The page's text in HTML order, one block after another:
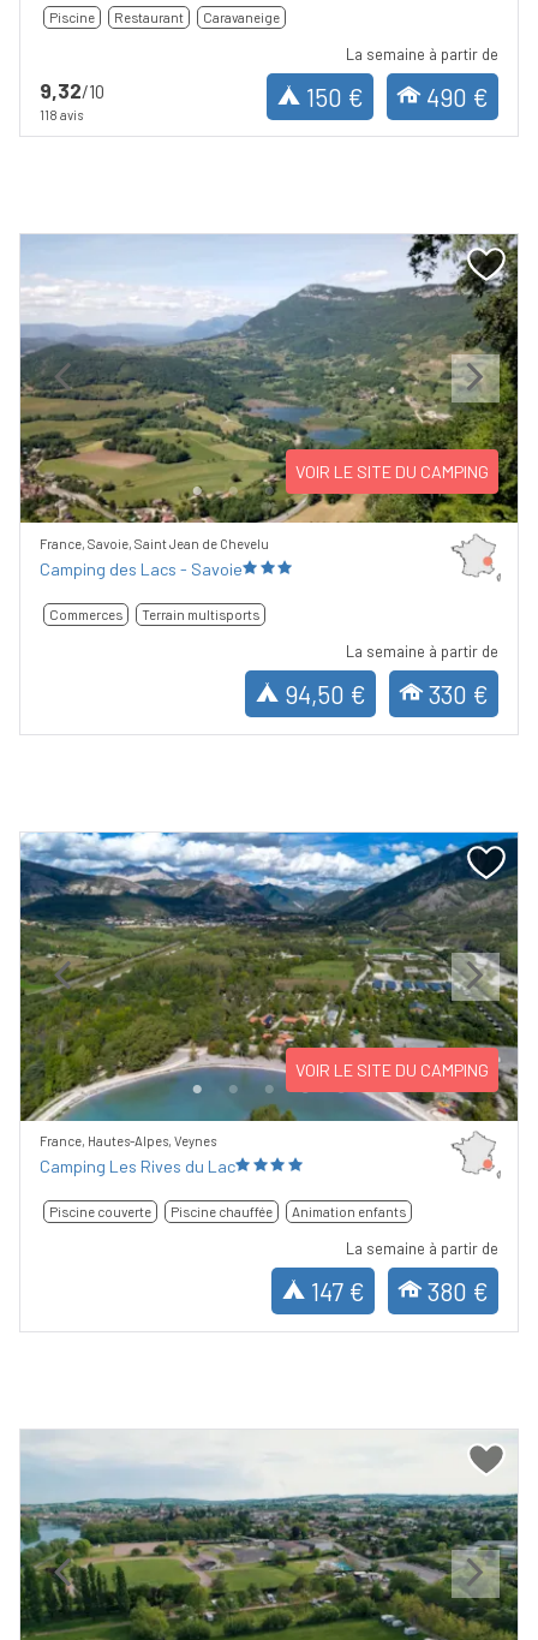
Piscine Restaurant Caravaneige
9,32/10
118 avis
La semaine à partir de
150 € 490 €
Previous Next
VOIR LE SITE DU CAMPING
France, Savoie, Saint Jean de Chevelu
Camping des Lacs - Savoie
Commerces Terrain multisports
La semaine à partir de
94,50 € 330 €
Previous Next
VOIR LE SITE DU CAMPING
France, Hautes-Alpes, Veynes
Camping Les Rives du Lac
Piscine couverte Piscine chauffée Animation enfants
La semaine à partir de
147 € 380 €
Previous Next